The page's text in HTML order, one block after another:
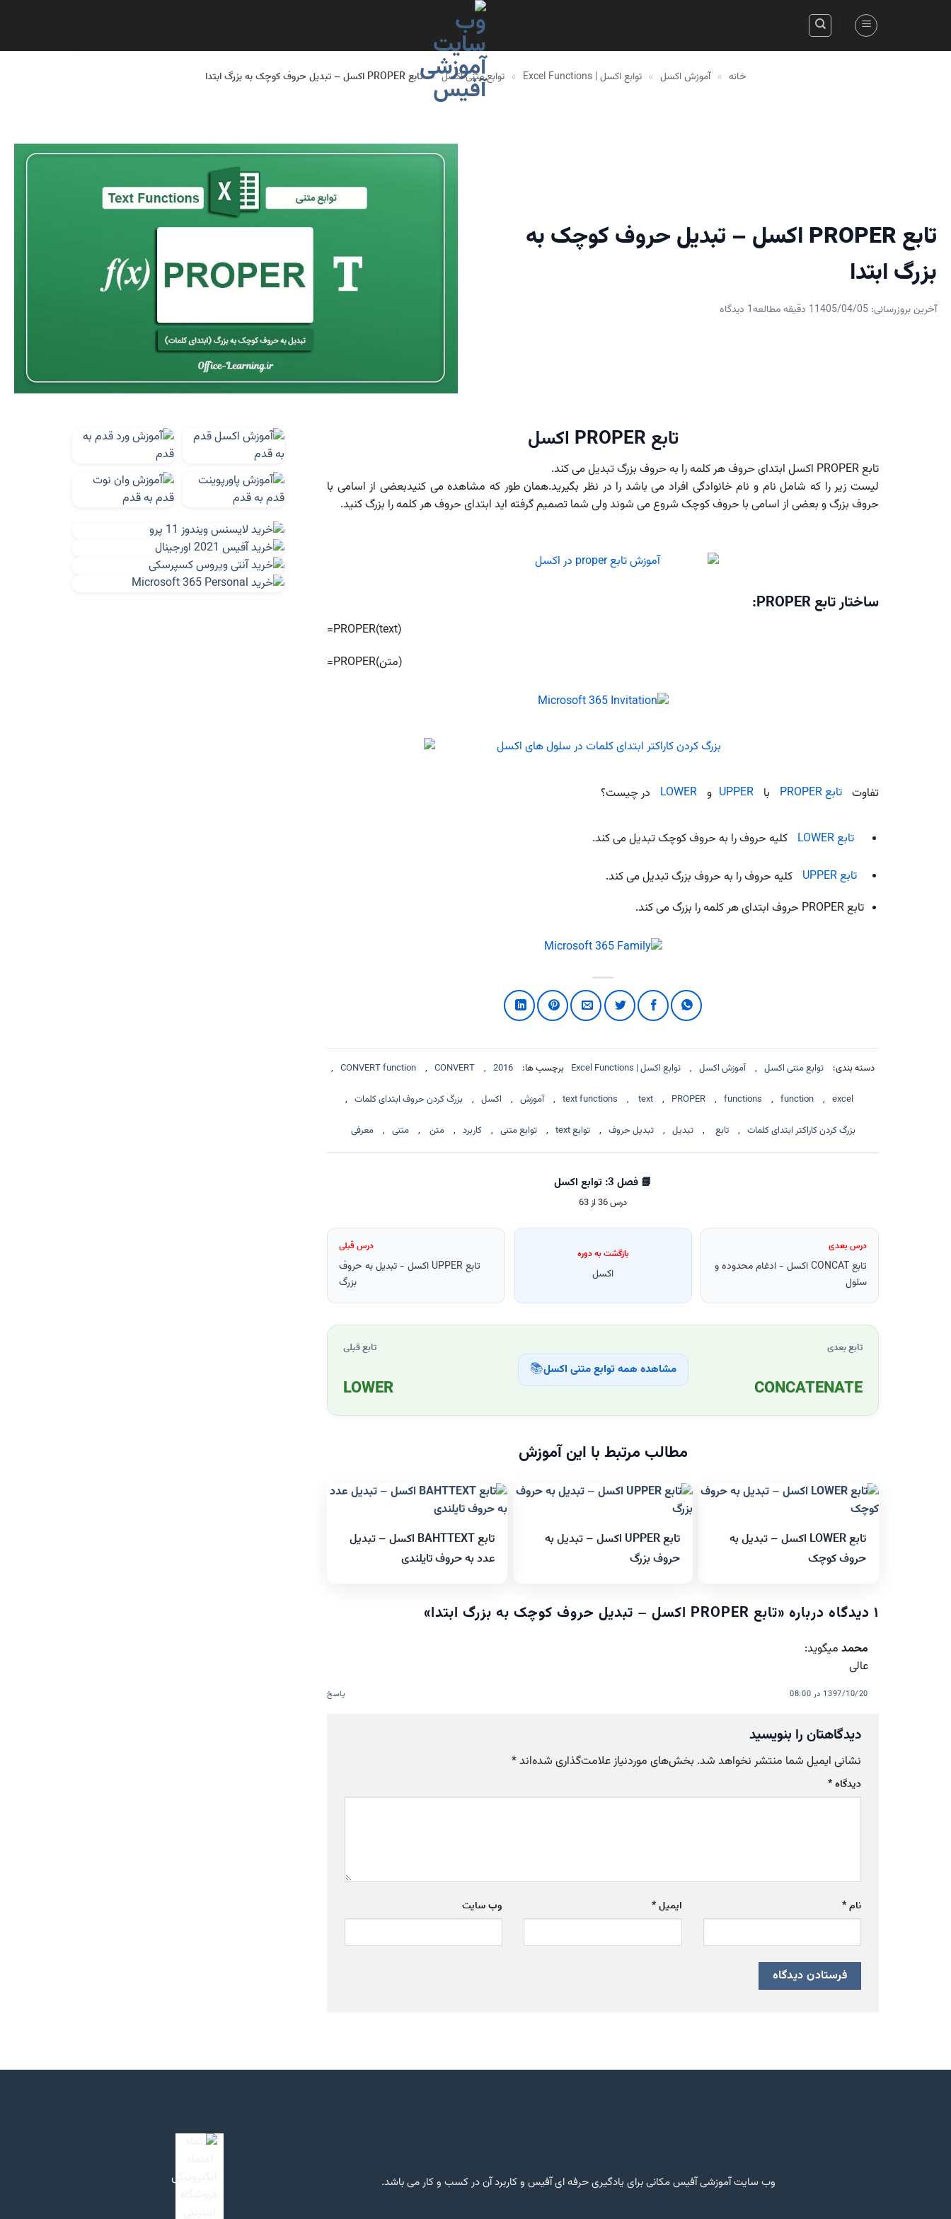
خانه » آموزش اکسل » توابع اکسل | Excel Functions » توابع متنی اکسل » تابع PROPER اکسل – تبدیل حروف کوچک به بزرگ ابتدا
تابع PROPER اکسل – تبدیل حروف کوچک به
بزرگ ابتدا
آخرین بروزرسانی: 1405/04/05 1 دقیقه مطالعه 1 دیدگاه
تابع PROPER اکسل
تابع PROPER اکسل ابتدای حروف هر کلمه را به حروف بزرگ تبدیل می کند.
لیست زیر را که شامل نام و نام خانوادگی افراد می باشد را در نظر بگیرید.همان طور که مشاهده می کنیدبعضی از اسامی با
حروف بزرگ و بعضی از اسامی با حروف کوچک شروع می شوند ولی شما تصمیم گرفته اید ابتدای حروف هر کلمه را بزرگ کنید.
ساختار تابع PROPER:
=PROPER(text)
=PROPER(متن)
تفاوت تابع PROPER با UPPER و LOWER در چیست؟
تابع LOWER کلیه حروف را به حروف کوچک تبدیل می کند.
تابع UPPER
کلیه حروف را به حروف بزرگ تبدیل می کند.
تابع PROPER حروف ابتدای هر کلمه را بزرگ می کند.
دسته بندی: توابع متنی اکسل , آموزش اکسل , توابع اکسل | Excel Functions برچسب ها: 2016
,
CONVERT
,
CONVERT function
,
excel
,
function
,
functions
,
PROPER
,
text
,
text functions
, آموزش , اکسل , بزرگ کردن حروف ابتدای کلمات ,
بزرگ کردن کاراکتر ابتدای کلمات , تابع , تبدیل , تبدیل حروف , توابع text , توابع متنی , کاربرد , متن , متنی , معرفی
📘 فصل 3: توابع اکسل
درس 36 از 63
درس بعدی
تابع CONCAT اکسل - ادغام محدوده و
سلول
بازگشت به دوره
اکسل
درس قبلی
تابع UPPER اکسل - تبدیل به حروف
بزرگ
تابع بعدی
CONCATENATE
مشاهده همه توابع متنی اکسل📚
تابع قبلی
LOWER
مطالب مرتبط با این آموزش
تابع LOWER اکسل – تبدیل به
حروف کوچک
تابع UPPER اکسل – تبدیل به
حروف بزرگ
تابع BAHTTEXT اکسل – تبدیل
عدد به حروف تایلندی
۱ دیدگاه درباره « تابع PROPER اکسل – تبدیل حروف کوچک به بزرگ ابتدا »
محمد میگوید:
عالی
1397/10/20 در 08:00 پاسخ
دیدگاهتان را بنویسید
نشانی ایمیل شما منتشر نخواهد شد. بخش‌های موردنیاز علامت‌گذاری شده‌اند*
دیدگاه*
نام* ایمیل* وب‌ سایت
وب سایت آموزشی آفیس مکانی برای یادگیری حرفه ای آفیس و کاربرد آن در کسب و کار می باشد.